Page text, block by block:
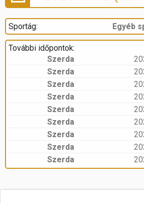
Sportág: Egyéb
További időpontok:
Szerda
Szerda
Szerda
Szerda
Szerda
Szerda
Szerda
Szerda
Szerda